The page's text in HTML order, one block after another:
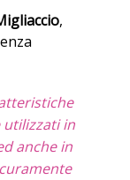
,
in
anche in